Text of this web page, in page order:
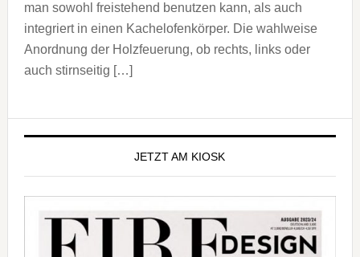
man sowohl freistehend benutzen kann, als auch
integriert in einen Kachelofenkörper. Die wahlweise
Anordnung der Holzfeuerung, ob rechts, links oder
auch stirnseitig […]
Seitenspalte
JETZT AM KIOSK